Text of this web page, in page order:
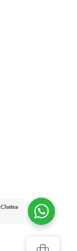
Chatea